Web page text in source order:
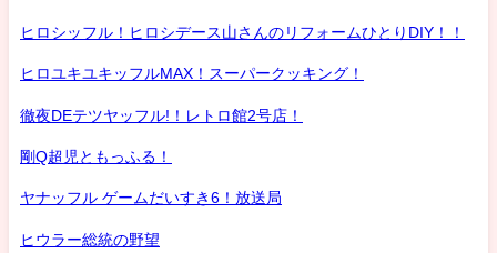
ヒロシッフル！ヒロシデース山さんのリフォームひとりDIY！！
ヒロユキユキッフルMAX！スーパークッキング！
徹夜DEテツヤッフル!！レトロ館2号店！
剛Q超児ともっふる！
ヤナッフル ゲームだいすき6！放送局
ヒウラー総統の野望